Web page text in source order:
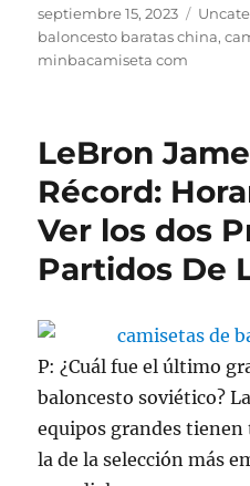
Publicado
el
septiembre 15, 2023
baloncesto baratas china,
minbacamiseta com
LeBron
Récord:
Ver los dos
Partidos De
P: ¿Cuál fue el último
baloncesto soviético?
equipos grandes
la de la selección más